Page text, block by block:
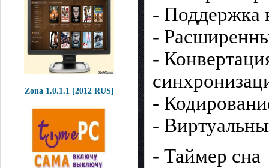
Zona 1.0.1.1 [2012 RUS]
- Поддержка
-
-
-
-
- Таймер сна